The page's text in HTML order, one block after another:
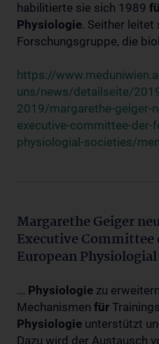
habilitierte sie sich 1989
Physiologie. Seither leitet
Forschungsgruppe, die
https://
uns/news/detailseite/
2019/margarethe-geiger-
executive-committee-der-
physiologial-societies/
Margarethe Geiger
Executive Committee
European
... Physiologie zu
Mechanismen für
Physiologie unterstützt
Dazu wird der Austausch